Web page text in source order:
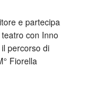
e partecipa
con Inno
percorso di
Fiorella